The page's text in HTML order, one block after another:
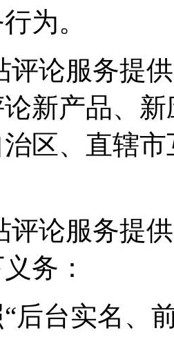
为。
评论服务提
新产品、
区、直辖
评论服务提
务：
“后台实名、